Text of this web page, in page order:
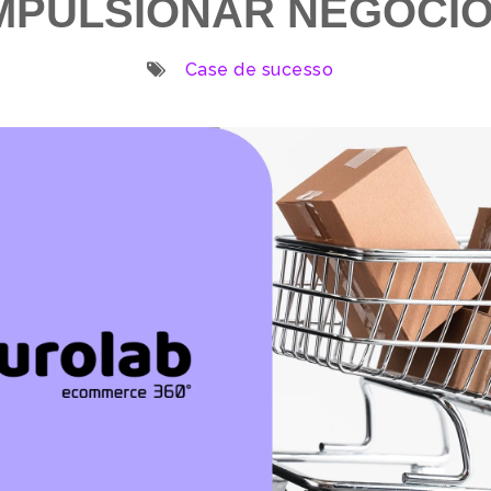
Case de sucesso